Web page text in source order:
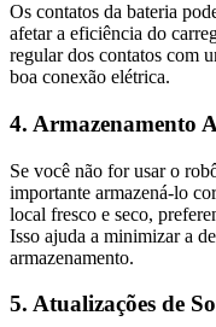
Os contatos da bateria
afetar a eficiência do
regular dos contatos com
boa conexão elétrica.
4. Armazenamento
Se você não for usar o
importante armazená-lo
local fresco e seco,
Isso ajuda a minimizar a
armazenamento.
5. Atualizações de